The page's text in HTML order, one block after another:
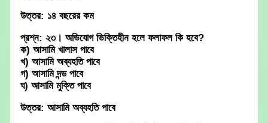
উত্তর: ১৪ বছরের কম
প্রশ্ন: ২৩। অভিযোগ ভিক্তিহীন হলে ফলাফল কি হবে?
ক) আসামি খালাস পাবে
খ) আসামি অব্যহতি পাবে
গ) আসামি দন্ড পাবে
ঘ) আসামি মুক্তি পাবে
উত্তর: আসামি অব্যহতি পাবে